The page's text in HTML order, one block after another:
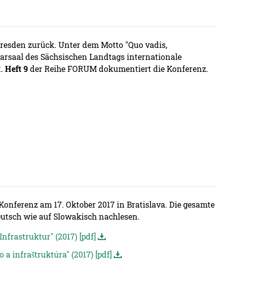
zurück. Unter dem Motto "Quo vadis,
des Sächsischen Landtags internationale
Heft 9der Reihe FORUM dokumentiert die Konferenz.
am 17. Oktober 2017 in Bratislava. Die gesamte
wie auf Slowakisch nachlesen.
(2017) [pdf]
a infraštruktúra" (2017) [pdf]